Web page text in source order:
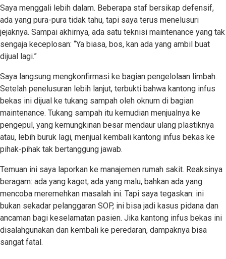
Saya menggali lebih dalam. Beberapa staf bersikap defensif,
ada yang pura-pura tidak tahu, tapi saya terus menelusuri
jejaknya. Sampai akhirnya, ada satu teknisi maintenance yang tak
sengaja keceplosan: “Ya biasa, bos, kan ada yang ambil buat
dijual lagi.”
Saya langsung mengkonfirmasi ke bagian pengelolaan limbah.
Setelah penelusuran lebih lanjut, terbukti bahwa kantong infus
bekas ini dijual ke tukang sampah oleh oknum di bagian
maintenance. Tukang sampah itu kemudian menjualnya ke
pengepul, yang kemungkinan besar mendaur ulang plastiknya
atau, lebih buruk lagi, menjual kembali kantong infus bekas ke
pihak-pihak tak bertanggung jawab.
Temuan ini saya laporkan ke manajemen rumah sakit. Reaksinya
beragam: ada yang kaget, ada yang malu, bahkan ada yang
mencoba meremehkan masalah ini. Tapi saya tegaskan: ini
bukan sekadar pelanggaran SOP, ini bisa jadi kasus pidana dan
ancaman bagi keselamatan pasien. Jika kantong infus bekas ini
disalahgunakan dan kembali ke peredaran, dampaknya bisa
sangat fatal.